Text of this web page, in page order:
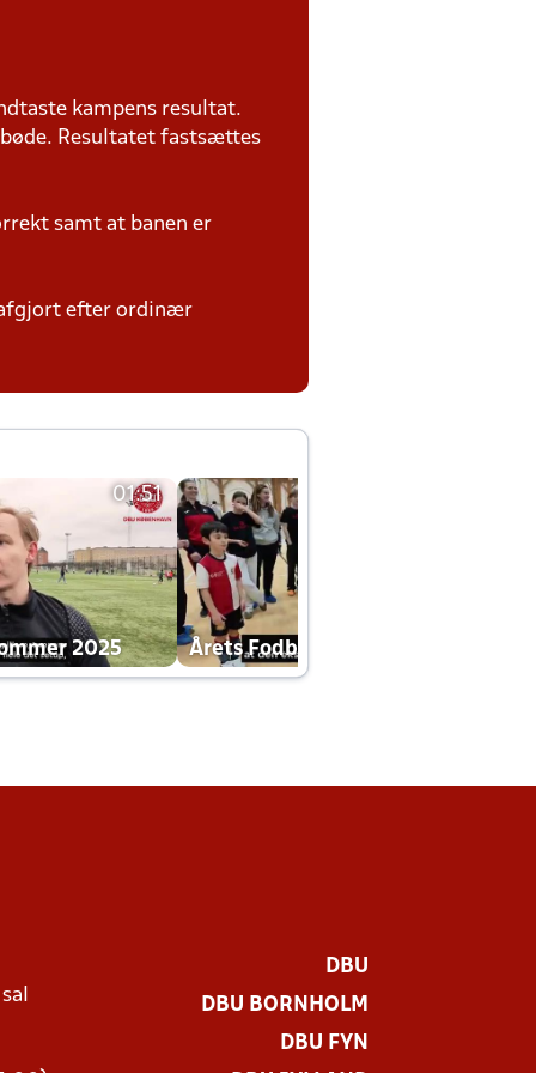
kampens resultat.
Resultatet fastsættes
samt at banen er
efter ordinær
01:51
2025 Årets Fodboldklub 2025 mp4
DBU
DBU BORNHOLM
DBU FYN